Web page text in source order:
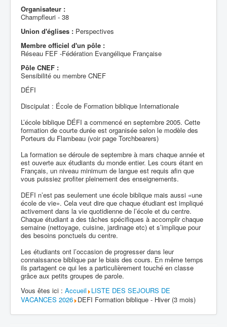
Organisateur :
Champfleuri - 38
Union d'églises : Perspectives
Membre officiel d'un pôle :
Réseau FEF -Fédération Evangélique Française
Pôle CNEF :
Sensibilité ou membre CNEF
DÉFI
Discipulat : École de Formation biblique Internationale
L’école biblique DÉFI a commencé en septembre 2005. Cette
formation de courte durée est organisée selon le modèle des
Porteurs du Flambeau (voir page Torchbearers)
La formation se déroule de septembre à mars chaque année et
est ouverte aux étudiants du monde entier. Les cours étant en
Français, un niveau minimum de langue est requis afin que
vous puissiez profiter pleinement des enseignements.
DEFI n’est pas seulement une école biblique mais aussi «une
école de vie». Cela veut dire que chaque étudiant est impliqué
activement dans la vie quotidienne de l’école et du centre.
Chaque étudiant a des tâches spécifiques à accomplir chaque
semaine (nettoyage, cuisine, jardinage etc) et s’implique pour
des besoins ponctuels du centre.
Les étudiants ont l’occasion de progresser dans leur
connaissance biblique par le biais des cours. En même temps
ils partagent ce qui les a particulièrement touché en classe
grâce aux petits groupes de parole.
Vous êtes ici : Accueil LISTE DES SEJOURS DE
VACANCES 2026 DEFI Formation biblique - Hiver (3 mois)